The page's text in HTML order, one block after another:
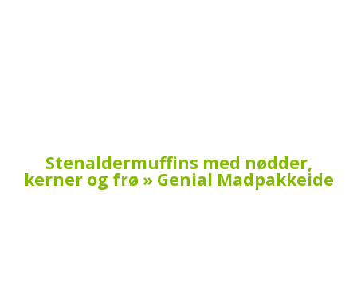
Stenaldermuffins med nødder,
kerner og frø » Genial Madpakkeide